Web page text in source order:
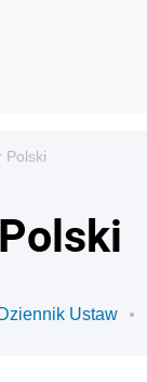
Polski
Dziennik Ustaw